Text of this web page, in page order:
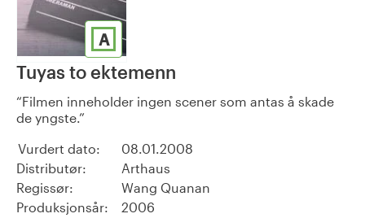
A
Tuyas to ektemenn
Filmen inneholder ingen scener som antas å skade
de yngste.
Vurdert dato:
08.01.2008
Distributør:
Arthaus
Regissør:
Wang Quanan
Produksjonsår:
2006